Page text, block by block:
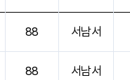
88 서남서
88 서남서